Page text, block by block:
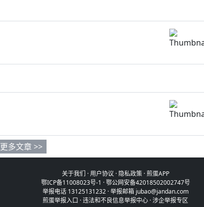
更多文章 >>
关于我们 ·用户协议 · 隐私政策·煎蛋APP
鄂ICP备11008023号-1 ·鄂公网安备42018502002747号
举报电话 13125131232 · 举报邮箱 jubao@jandan.com
煎蛋举报入口 ·违法和不良信息举报中心 ·涉企举报专区